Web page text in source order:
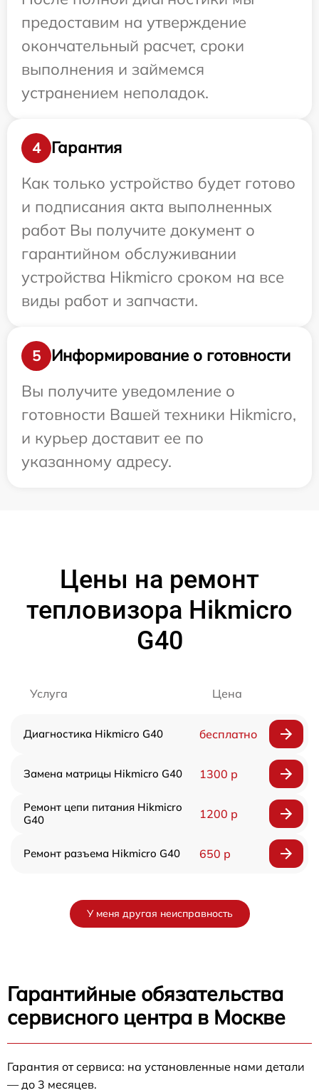
предоставим на утверждение
окончательный расчет, сроки
выполнения и займемся
устранением неполадок.
4
Гарантия
Как только устройство будет готово
и подписания акта выполненных
работ Вы получите документ о
гарантийном обслуживании
устройства Hikmicro сроком на все
виды работ и запчасти.
5
Информирование о готовности
Вы получите уведомление о
готовности Вашей техники Hikmicro,
и курьер доставит ее по
указанному адресу.
Цены на ремонт
тепловизора Hikmicro
G40
Услуга Цена
Диагностика Hikmicro G40 бесплатно
Замена матрицы Hikmicro G40 1300 р
Ремонт цепи питания Hikmicro
G40
1200 р
Ремонт разъема Hikmicro G40 650 р
У меня другая неисправность
Гарантийные обязательства
сервисного центра в Москве
Гарантия от сервиса: на установленные нами детали
— до 3 месяцев.